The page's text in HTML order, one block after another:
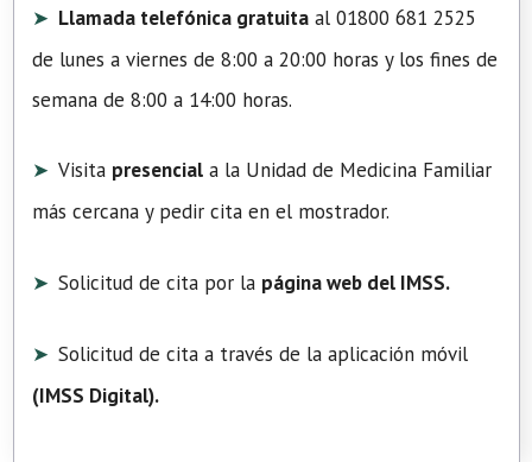
Llamada telefónica gratuita al 01800 681 2525
de lunes a viernes de 8:00 a 20:00 horas y los fines de
semana de 8:00 a 14:00 horas.
Visita presencial a la Unidad de Medicina Familiar
más cercana y pedir cita en el mostrador.
Solicitud de cita por la página web del IMSS.
Solicitud de cita a través de la aplicación móvil
(IMSS Digital).